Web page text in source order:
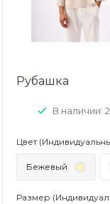
Рубашка
В наличии:
Цвет
Бежевый
Размер